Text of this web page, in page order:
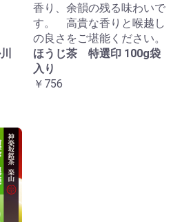
香り、余韻の残る味わいで
す。 高貴な香りと喉越し
の良さをご堪能ください。
ほうじ茶 特選印 100g袋
入り
￥756